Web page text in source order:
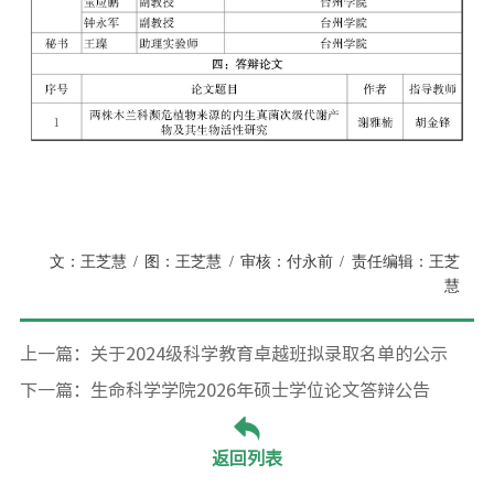
文：王芝慧 / 图：王芝慧 / 审核：付永前 / 责任编辑：王芝
慧
上一篇：关于2024级科学教育卓越班拟录取名单的公示
下一篇：生命科学学院2026年硕士学位论文答辩公告
返回列表